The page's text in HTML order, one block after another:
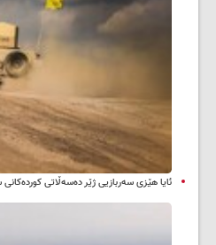
ئایا هێزی سەربازیی ژێر دەسەڵاتی